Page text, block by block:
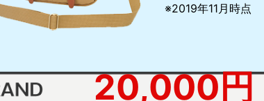
※2019年11月時点
20,000円